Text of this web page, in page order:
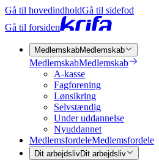
Gå til hovedindholdGå til sidefod
Gå til forsiden
MedlemskabMedlemskab
MedlemskabMedlemskab
A-kasse
Fagforening
Lønsikring
Selvstændig
Under uddannelse
Nyuddannet
MedlemsfordeleMedlemsfordele
Dit arbejdslivDit arbejdsliv